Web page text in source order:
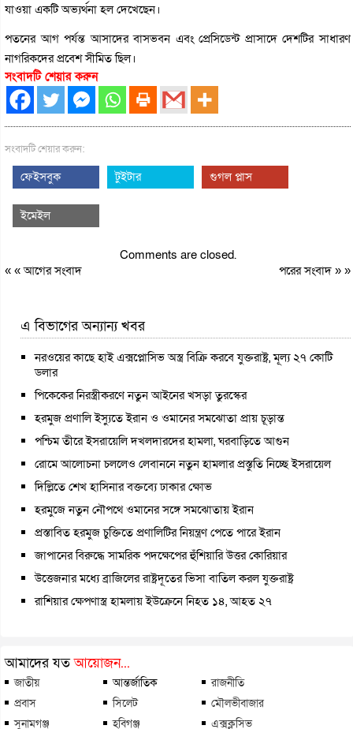
যাওয়া একটি অভ্যর্থনা হল দেখেছেন।
পতনের আগ পর্যন্ত আসাদের বাসভবন এবং প্রেসিডেন্ট প্রাসাদে দেশটির সাধারণ
নাগরিকদের প্রবেশ সীমিত ছিল।
সংবাদটি শেয়ার করুন
সংবাদটি শেয়ার করুন:
ফেইসবুক টুইটার গুগল প্লাস
ইমেইল
Comments are closed.
« «আগের সংবাদ পরের সংবাদ» »
এ বিভাগের অন্যান্য খবর
নরওয়ের কাছে হাই এক্সপ্লোসিভ অস্ত্র বিক্রি করবে যুক্তরাষ্ট্র, মূল্য ২৭ কোটি
ডলার
পিকেকের নিরস্ত্রীকরণে নতুন আইনের খসড়া তুরস্কের
হরমুজ প্রণালি ইস্যুতে ইরান ও ওমানের সমঝোতা প্রায় চূড়ান্ত
পশ্চিম তীরে ইসরায়েলি দখলদারদের হামলা, ঘরবাড়িতে আগুন
রোমে আলোচনা চললেও লেবাননে নতুন হামলার প্রস্তুতি নিচ্ছে ইসরায়েল
দিল্লিতে শেখ হাসিনার বক্তব্যে ঢাকার ক্ষোভ
হরমুজে নতুন নৌপথে ওমানের সঙ্গে সমঝোতায় ইরান
প্রস্তাবিত হরমুজ চুক্তিতে প্রণালিটির নিয়ন্ত্রণ পেতে পারে ইরান
জাপানের বিরুদ্ধে সামরিক পদক্ষেপের হুঁশিয়ারি উত্তর কোরিয়ার
উত্তেজনার মধ্যে ব্রাজিলের রাষ্ট্রদূতের ভিসা বাতিল করল যুক্তরাষ্ট্র
রাশিয়ার ক্ষেপণাস্ত্র হামলায় ইউক্রেনে নিহত ১৪, আহত ২৭
আমাদের যতআয়োজন...
জাতীয় আন্তর্জাতিক
রাজনীতি
প্রবাস
সিলেট
মৌলভীবাজার
সুনামগঞ্জ
হবিগঞ্জ এক্সক্লুসিভ